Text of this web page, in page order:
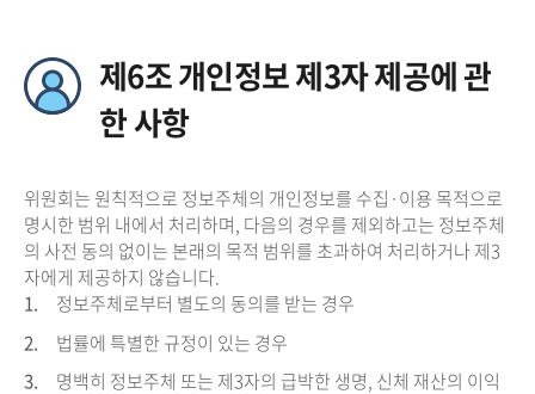
제6조 개인정보 제3자 제공에 관
한 사항
위원회는 원칙적으로 정보주체의 개인정보를 수집·이용 목적으로
명시한 범위 내에서 처리하며, 다음의 경우를 제외하고는 정보주체
의 사전 동의 없이는 본래의 목적 범위를 초과하여 처리하거나 제3
자에게 제공하지 않습니다.
1.
정보주체로부터 별도의 동의를 받는 경우
2.
법률에 특별한 규정이 있는 경우
3.
명백히 정보주체 또는 제3자의 급박한 생명, 신체 재산의 이익